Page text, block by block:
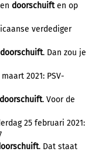
doorschuiften op
verdediger
doorschuift. Dan zou je
2021: PSV-
doorschuift. Voor de
25 februari 2021:
. Dat staat